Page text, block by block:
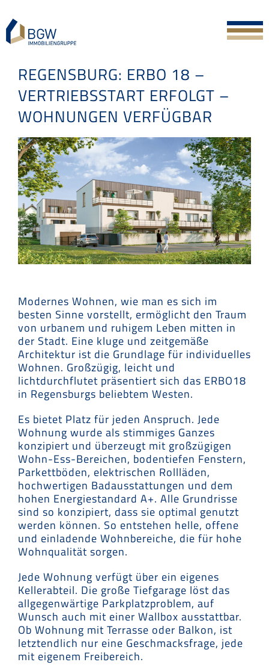
to
content
REGENSBURG: ERBO 18 –
VERTRIEBSSTART ERFOLGT –
WOHNUNGEN VERFÜGBAR
Modernes Wohnen, wie man es sich im
besten Sinne vorstellt, ermöglicht den Traum
von urbanem und ruhigem Leben mitten in
der Stadt. Eine kluge und zeitgemäße
Architektur ist die Grundlage für individuelles
Wohnen. Großzügig, leicht und
lichtdurchflutet präsentiert sich das ERBO18
in Regensburgs beliebtem Westen.
Es bietet Platz für jeden Anspruch. Jede
Wohnung wurde als stimmiges Ganzes
konzipiert und überzeugt mit großzügigen
Wohn-Ess-Bereichen, bodentiefen Fenstern,
Parkettböden, elektrischen Rollläden,
hochwertigen Badausstattungen und dem
hohen Energiestandard A+. Alle Grundrisse
sind so konzipiert, dass sie optimal genutzt
werden können. So entstehen helle, offene
und einladende Wohnbereiche, die für hohe
Wohnqualität sorgen.
Jede Wohnung verfügt über ein eigenes
Kellerabteil. Die große Tiefgarage löst das
allgegenwärtige Parkplatzproblem, auf
Wunsch auch mit einer Wallbox ausstattbar.
Ob Wohnung mit Terrasse oder Balkon, ist
letztendlich nur eine Geschmacksfrage, jede
mit eigenem Freibereich.